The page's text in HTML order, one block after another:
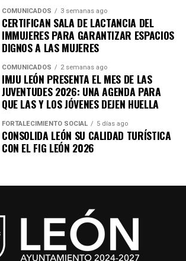
COMUNICADOS 3 semanas ago
CERTIFICAN SALA DE LACTANCIA DEL
IMMUJERES PARA GARANTIZAR ESPACIOS
DIGNOS A LAS MUJERES
COMUNICADOS 2 semanas ago
IMJU LEÓN PRESENTA EL MES DE LAS
JUVENTUDES 2026: UNA AGENDA PARA
QUE LAS Y LOS JÓVENES DEJEN HUELLA
FORTALECIMIENTO SOCIAL 5 días ago
CONSOLIDA LEÓN SU CALIDAD TURÍSTICA
CON EL FIG LEÓN 2026